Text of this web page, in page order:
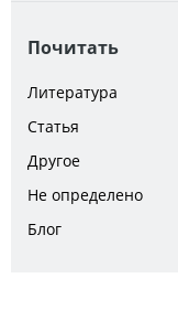
Почитать
Литература
Статья
Другое
Не определено
Блог